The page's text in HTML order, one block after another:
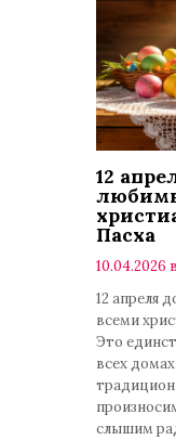
12
Пасха
10.04.2026
12 апреля
всеми
Это
всех
слышим